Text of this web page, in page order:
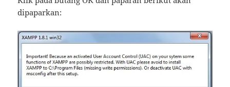
dipaparkan: